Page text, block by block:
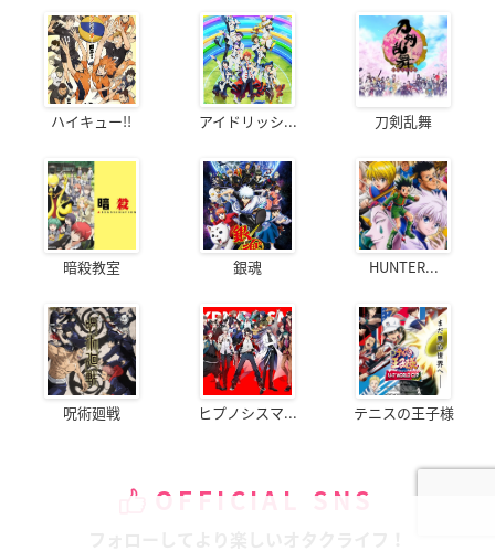
ハイキュー!! アイドリッシ... 刀剣乱舞
暗殺教室 銀魂 HUNTER...
呪術廻戦 ヒプノシスマ... テニスの王子様
OFFICIAL SNS